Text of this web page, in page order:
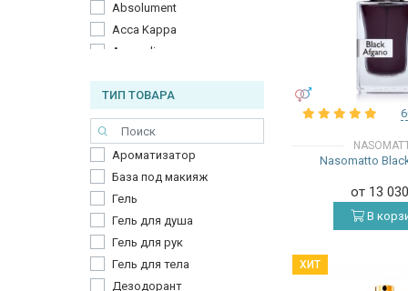
Absolument
Acca Kappa
Accendis
Acqua Di Monaco
Acqua di Genova
Acqua di Parma
Acqua di Sardegna
Adam Levine
Adamo Parfum
Adidas
Adriano Domianni
Adrienne Vittadini
ТИП ТОВАРА
Ароматизатор
База под макияж
Гель
Гель для душа
Гель для рук
Гель для тела
Дезодорант
УНИСЕКС
Nasomatto
от 13
В
ХИТ